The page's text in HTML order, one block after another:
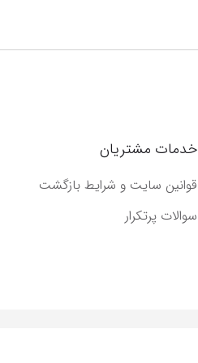
خدمات مشتریان
قوانین سایت و شرایط بازگشت
سوالات پرتکرار